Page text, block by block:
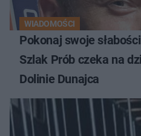
WIADOMOŚCI
Pokonaj swoje
Szlak Prób czeka na
Dolinie Dunajca